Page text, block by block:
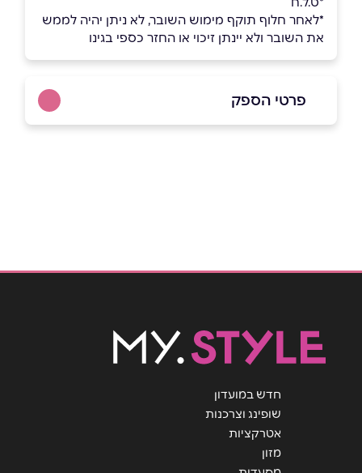
*לאחר חלוף תוקף מימוש השובר, לא ניתן יהיה לממש
את השובר ולא יינתן זיכוי או החזר כספי בגינו
פרטי הספק
נושא *
אנא חזרו אלי בקשר ל...
הודעה *
חדש במועדון
שופינג וצרכנות
אטרקציות
מזון